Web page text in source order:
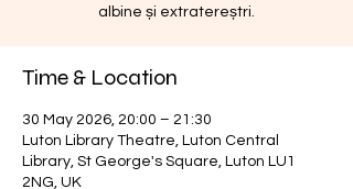
albine și extratereștri.
Time & Location
30 May 2026, 20:00 – 21:30
Luton Library Theatre, Luton Central
Library, St George's Square, Luton LU1
2NG, UK